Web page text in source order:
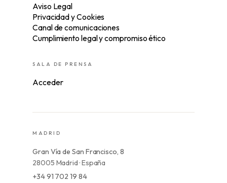
Aviso Legal
Privacidad y Cookies
Canal de comunicaciones
Cumplimiento legal y compromiso ético
SALA DE PRENSA
Acceder
MADRID
Gran Vía de San Francisco, 8
28005 Madrid · España
+34 91 702 19 84